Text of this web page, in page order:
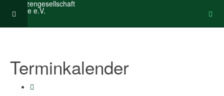
Terminkalender